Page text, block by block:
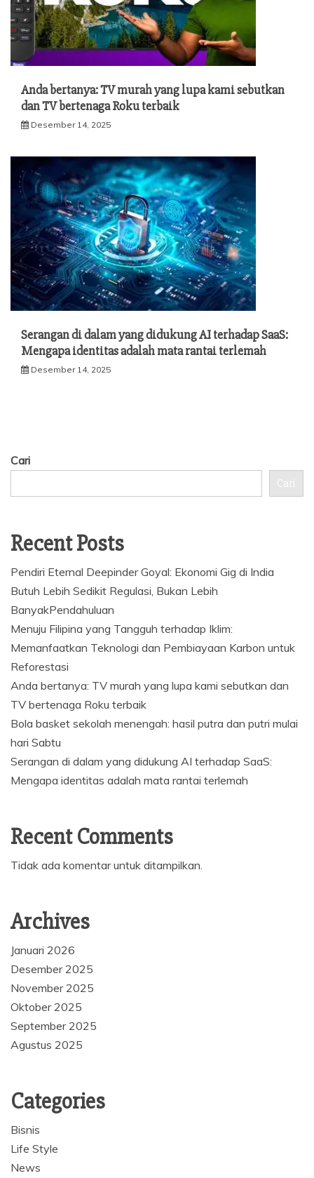
Anda bertanya: TV murah yang lupa kami sebutkan
dan TV bertenaga Roku terbaik
Desember 14, 2025
Serangan di dalam yang didukung AI terhadap SaaS:
Mengapa identitas adalah mata rantai terlemah
Desember 14, 2025
Cari
Cari
Recent Posts
Pendiri Eternal Deepinder Goyal: Ekonomi Gig di India
Butuh Lebih Sedikit Regulasi, Bukan Lebih
BanyakPendahuluan
Menuju Filipina yang Tangguh terhadap Iklim:
Memanfaatkan Teknologi dan Pembiayaan Karbon untuk
Reforestasi
Anda bertanya: TV murah yang lupa kami sebutkan dan
TV bertenaga Roku terbaik
Bola basket sekolah menengah: hasil putra dan putri mulai
hari Sabtu
Serangan di dalam yang didukung AI terhadap SaaS:
Mengapa identitas adalah mata rantai terlemah
Recent Comments
Tidak ada komentar untuk ditampilkan.
Archives
Januari 2026
Desember 2025
November 2025
Oktober 2025
September 2025
Agustus 2025
Categories
Bisnis
Life Style
News